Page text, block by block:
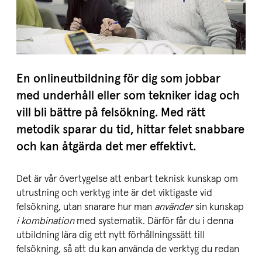
En online­ut­bildning för dig som jobbar
med underhåll eller som tekniker idag och
vill bli bättre på felsökning. Med rätt
metodik sparar du tid, hittar felet snabbare
och kan åtgärda det mer effektivt.
Det är vår övertygelse att enbart teknisk kunskap om
utrustning och verktyg inte är det viktigaste vid
felsökning, utan snarare hur man användersin kunskap
i kombinationmed systematik. Därför får du i denna
utbildning lära dig ett nytt förhållningssätt till
felsökning, så att du kan använda de verktyg du redan